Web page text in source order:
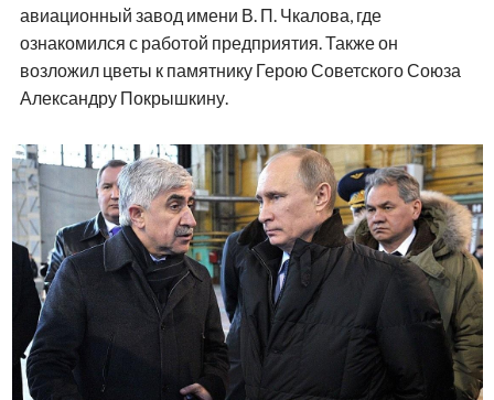
авиационный завод имени В. П. Чкалова, где
ознакомился с работой предприятия. Также он
возложил цветы к памятнику Герою Советского Союза
Александру Покрышкину.